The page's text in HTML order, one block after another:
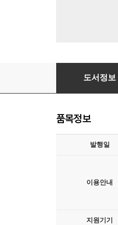
미처 하지 못한 말
도서정보
품목정보
발행일
이용안내
지원기기